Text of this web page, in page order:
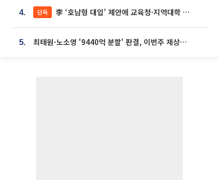
4. 단독 李 ‘호남형 대입’ 제안에 교육청·지역대학 서·논술형 입시 연계 '착수'
5. 최태원·노소영 '9440억 분할' 판결, 이번주 재상고 여부 주목